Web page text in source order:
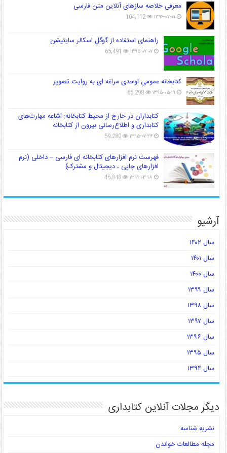
معرفی خلاصه سازهای آنلاین متن فارسی
۱۳۹۴-۰۷-۰۱ 104,112
راهنمای استفاده از گوگل اسکالر سایتیشن
۱۳۹۵-۰۷-۰۷ 65,491
کتابخانه عمومی اوحدی مراغه ای به روایت تصویر
۱۳۹۵-۰۵-۱۹ 65,298
کتابداران در خارج از محیط کتابخانه: اشاعه مهارت‌های
کتابداری و اطلاع‌رسانی بیرون از کتابخانه
۱۳۹۵-۰۷-۲۶ 59,280
فهرست نرم افزارهای کتابخانه ای فارسی – داخلی (نرم
افزارهای چاپی ، دیجیتال و مشترک)
۱۳۹۹-۰۳-۱۸ 46,848
آرشیو
سال ۱۴۰۲
سال ۱۴۰۱
سال ۱۴۰۰
سال ۱۳۹۹
سال ۱۳۹۸
سال ۱۳۹۷
سال ۱۳۹۶
سال ۱۳۹۵
سال ۱۳۹۴
دیگر مجلات آنلاین کتابداری
نشریه شناسه
مجله مطالعات خواندن